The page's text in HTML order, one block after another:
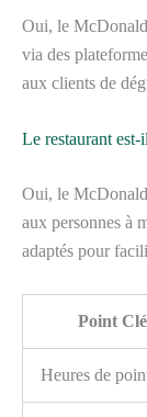
Oui, le
via des
aux clients de
Le restaurant
Oui, le
aux personnes à
adaptés pour
Point Clé
Heures de